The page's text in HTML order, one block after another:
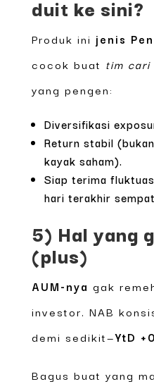
duit ke sini?
Produk ini jenis
cocok buat tim cari
yang pengen:
Diversifikasi
Return stabil
kayak saham).
Siap terima
hari terakhir sempat
5) Hal yang
(plus)
AUM-nya gak
investor. NAB
demi sedikit—YtD
Bagus buat yang